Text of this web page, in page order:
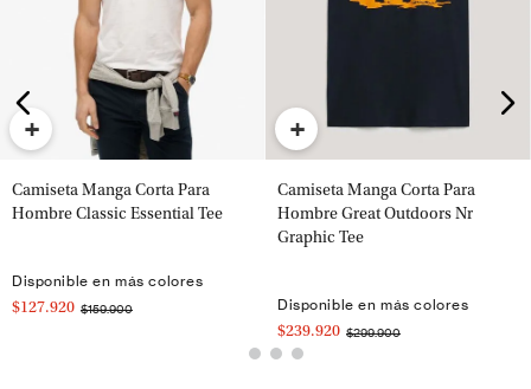
+
Camiseta Manga Corta Para
Hombre Classic Essential Tee
Disponible en más colores
$127.920 $159.900
+
Camiseta Manga Corta Para
Hombre Great Outdoors Nr
Graphic Tee
Disponible en más colores
$239.920 $299.900